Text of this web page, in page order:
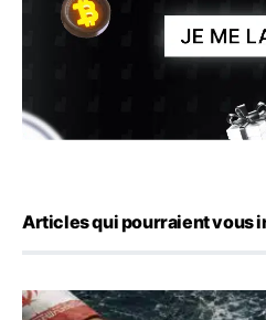
Articles qui pourraient vous
Ormuz : l’Iran annonce un